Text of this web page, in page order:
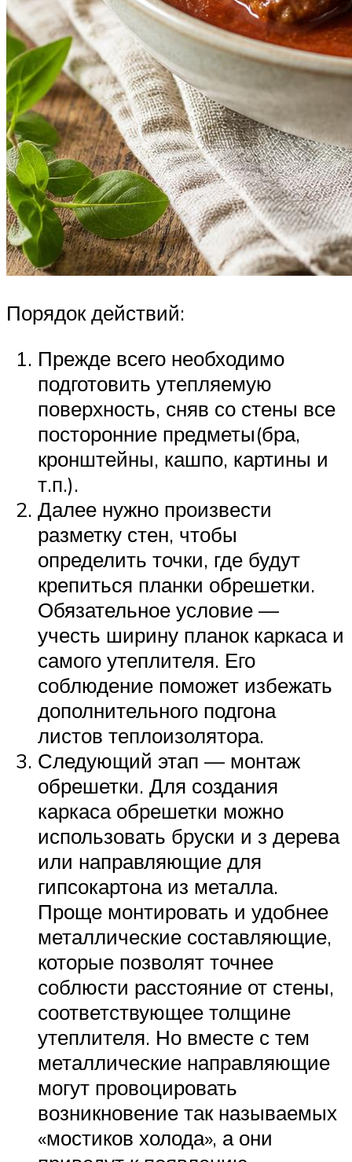
Порядок действий:
Прежде всего необходимо
подготовить утепляемую
поверхность, сняв со стены все
посторонние предметы(бра,
кронштейны, кашпо, картины и
т.п.).
Далее нужно произвести
разметку стен, чтобы
определить точки, где будут
крепиться планки обрешетки.
Обязательное условие —
учесть ширину планок каркаса и
самого утеплителя. Его
соблюдение поможет избежать
дополнительного подгона
листов теплоизолятора.
Следующий этап — монтаж
обрешетки. Для создания
каркаса обрешетки можно
использовать бруски и з дерева
или направляющие для
гипсокартона из металла.
Проще монтировать и удобнее
металлические составляющие,
которые позволят точнее
соблюсти расстояние от стены,
соответствующее толщине
утеплителя. Но вместе с тем
металлические направляющие
могут провоцировать
возникновение так называемых
«мостиков холода», а они